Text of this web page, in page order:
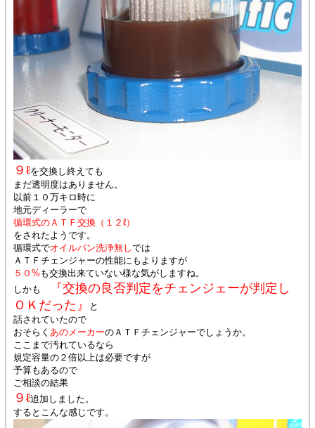
９ℓを交換し終えても
まだ透明度はありません。
以前１０万キロ時に
地元ディーラーで
循環式のＡＴＦ交換（１２ℓ）
をされたようです。
循環式でオイルパン洗浄無しでは
ＡＴＦチェンジャーの性能にもよりますが
５０% も交換出来ていない様な気がしますね。
しかも
『交換の良否判定をチェンジェーが判定し
ＯＫだった』
と
話されていたので
おそらく あのメーカーのＡＴＦチェンジャーでしょうか。
ここまで汚れているなら
規定容量の２倍以上は必要ですが
予算もあるので
ご相談の結果
９ℓ追加しました。
するとこんな感じです。